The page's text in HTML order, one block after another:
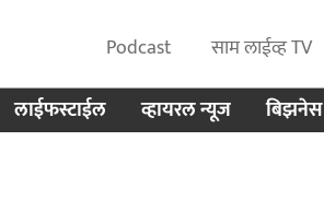
Podcast साम लाईव्ह TV
लाईफस्टाईल
व्हायरल न्यूज बिझनेस